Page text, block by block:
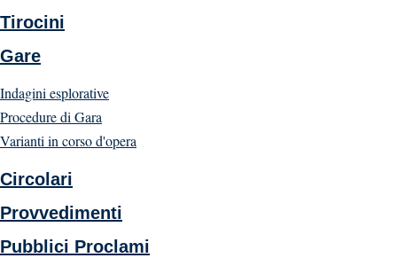
Tirocini
Gare
Indagini esplorative
Procedure di Gara
Varianti in corso d'opera
Circolari
Provvedimenti
Pubblici Proclami